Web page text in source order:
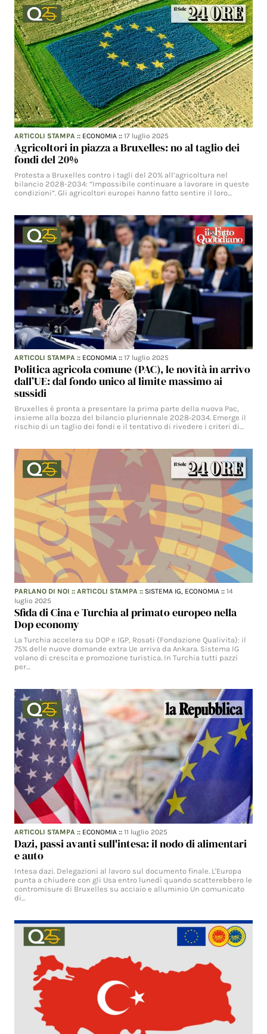
ARTICOLI STAMPA :: ECONOMIA ::17 luglio 2025
Agricoltori in piazza a Bruxelles: no al taglio dei
fondi del 20%
Protesta a Bruxelles contro i tagli del 20% all’agricoltura nel
bilancio 2028-2034: “Impossibile continuare a lavorare in queste
condizioni”. Gli agricoltori europei hanno fatto sentire il loro…
ARTICOLI STAMPA :: ECONOMIA ::17 luglio 2025
Politica agricola comune (PAC), le novità in arrivo
dall’UE: dal fondo unico al limite massimo ai
sussidi
Bruxelles è pronta a presentare la prima parte della nuova Pac,
insieme alla bozza del bilancio pluriennale 2028‑2034. Emerge il
rischio di un taglio dei fondi e il tentativo di rivedere i criteri di…
PARLANO DI NOI ::ARTICOLI STAMPA :: SISTEMA IG, ECONOMIA ::14
luglio 2025
Sfida di Cina e Turchia al primato europeo nella
Dop economy
La Turchia accelera su DOP e IGP, Rosati (Fondazione Qualivita): il
75% delle nuove domande extra Ue arriva da Ankara. Sistema IG
volano di crescita e promozione turistica. In Turchia tutti pazzi
per…
ARTICOLI STAMPA :: ECONOMIA ::11 luglio 2025
Dazi, passi avanti sull'intesa: il nodo di alimentari
e auto
Intesa dazi. Delegazioni al lavoro sul documento finale. L'Europa
punta a chiudere con gli Usa entro lunedì quando scatterebbero le
contromisure di Bruxelles su acciaio e alluminio Un comunicato
di…